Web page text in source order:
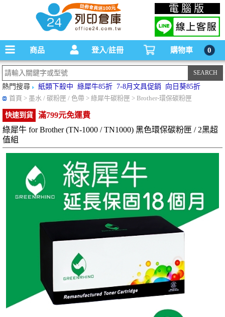
碳粉匣，墨水匣,原廠碳粉匣，副廠碳粉匣，環保碳粉匣,連續供墨印表機-office24列印
倉庫線上購物手機版
電腦版
商品 登入/註冊 購物車 0
熱門搜尋 紙類下殺中 綠犀牛85折 7-8月文具促銷
向日葵85折
首頁 > 墨水 / 碳粉匣 / 色帶 > 綠犀牛碳粉匣 > Brother-環保碳粉匣
快速到貨
滿799元免運費
綠犀牛 for Brother (TN-1000 / TN1000) 黑色環保碳粉匣 / 2黑超
值組